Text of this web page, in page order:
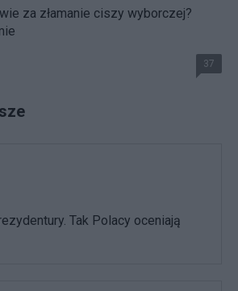
za złamanie ciszy wyborczej?
37
Tak Polacy oceniają